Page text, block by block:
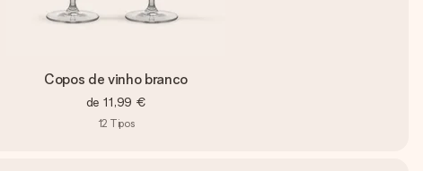
Copos de vinho branco
de 11,99 €
12 Tipos